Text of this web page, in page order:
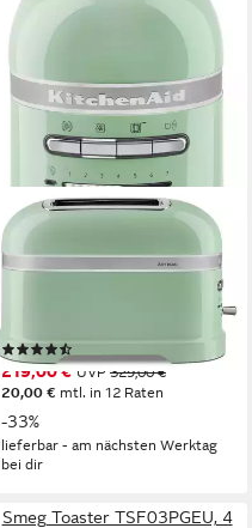
KITCHENAID
Toaster 5KMT2204EPT
Pistazie, 2 kurze Schlitze, für
219,00 € UVP 329,00 €
20,00 € mtl. in 12 Raten
-33%
lieferbar - am nächsten Werktag
bei dir
Smeg Toaster TSF03PGEU, 4